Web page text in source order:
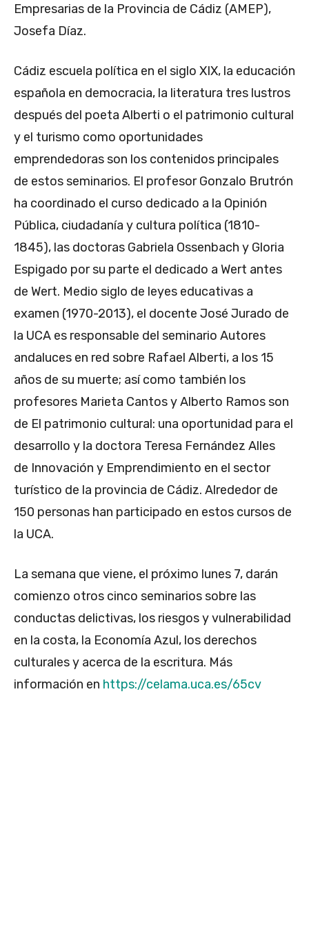
Empresarias de la Provincia de Cádiz (AMEP),
Josefa Díaz.
Cádiz escuela política en el siglo XIX, la educación
española en democracia, la literatura tres lustros
después del poeta Alberti o el patrimonio cultural
y el turismo como oportunidades
emprendedoras son los contenidos principales
de estos seminarios. El profesor Gonzalo Brutrón
ha coordinado el curso dedicado a la Opinión
Pública, ciudadanía y cultura política (1810-
1845), las doctoras Gabriela Ossenbach y Gloria
Espigado por su parte el dedicado a Wert antes
de Wert. Medio siglo de leyes educativas a
examen (1970-2013), el docente José Jurado de
la UCA es responsable del seminario Autores
andaluces en red sobre Rafael Alberti, a los 15
años de su muerte; así como también los
profesores Marieta Cantos y Alberto Ramos son
de El patrimonio cultural: una oportunidad para el
desarrollo y la doctora Teresa Fernández Alles
de Innovación y Emprendimiento en el sector
turístico de la provincia de Cádiz. Alrededor de
150 personas han participado en estos cursos de
la UCA.
La semana que viene, el próximo lunes 7, darán
comienzo otros cinco seminarios sobre las
conductas delictivas, los riesgos y vulnerabilidad
en la costa, la Economía Azul, los derechos
culturales y acerca de la escritura. Más
información en https://celama.uca.es/65cv